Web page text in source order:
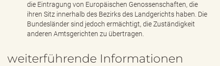
die Eintragung von Europäischen Genossenschaften, die
ihren Sitz innerhalb des Bezirks des Landgerichts haben. Die
Bundesländer sind jedoch ermächtigt, die Zuständigkeit
anderen Amtsgerichten zu übertragen.
weiterführende Informationen